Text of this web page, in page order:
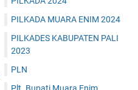
PILKADA MUARA ENIM 2024
PILKADES KABUPATEN PALI
2023
PLN